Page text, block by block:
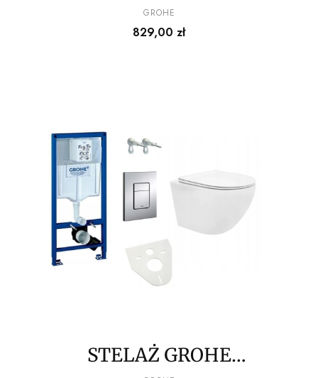
PODTYNKOWY + MATA +
PRZYCISK POŁYSK
PRODUCENT
GROHE
Cena
829,00 zł
STELAŻ GROHE